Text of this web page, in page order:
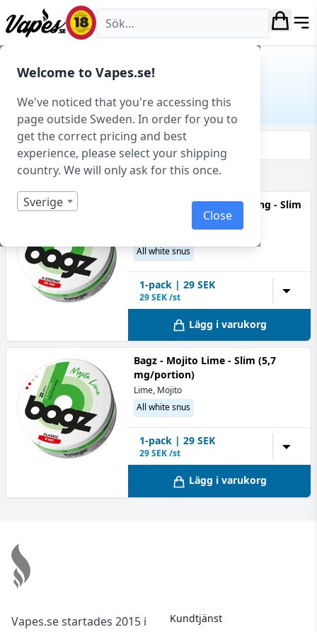
Welcome to Vapes.se!
We've noticed that you're accessing this
page outside Sweden. In order for you to
get the correct pricing and best
experience, please select your shipping
country. We will only ask for this once.
Sverige
Close
Vapes.se
Hem/ Produkt Serie / Mojito Lime
MOJITO LIME
Filtrera & sortera
Visar 2 produkter av 2 totalt
Bagz - Mojito Lime X-Strong - Slim
(14,2 mg/portion)
All white snus
1-pack | 29 SEK
29SEK /st
▼
Lägg i varukorg
Bagz - Mojito Lime - Slim (5,7
mg/portion)
Lime, Mojito
All white snus
1-pack | 29 SEK
29SEK /st
▼
Lägg i varukorg
Vapes.se startades 2015 i
Kundtjänst